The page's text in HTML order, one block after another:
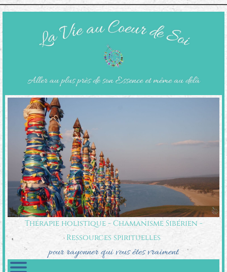
Thérapie holistique - Chamanisme Sibérien -
Ressources spirituelles
pour rayonner qui vous êtes vraiment